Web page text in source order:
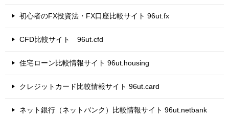
初心者のFX投資法・FX口座比較サイト 96ut.fx
CFD比較サイト 96ut.cfd
住宅ローン比較情報サイト 96ut.housing
クレジットカード比較情報サイト 96ut.card
ネット銀行（ネットバンク）比較情報サイト 96ut.netbank